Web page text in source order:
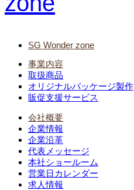
SG Wonder zone
事業内容
取扱商品
オリジナルパッケージ製作
販促支援サービス
会社概要
企業情報
企業沿革
代表メッセージ
本社ショールーム
営業日カレンダー
求人情報